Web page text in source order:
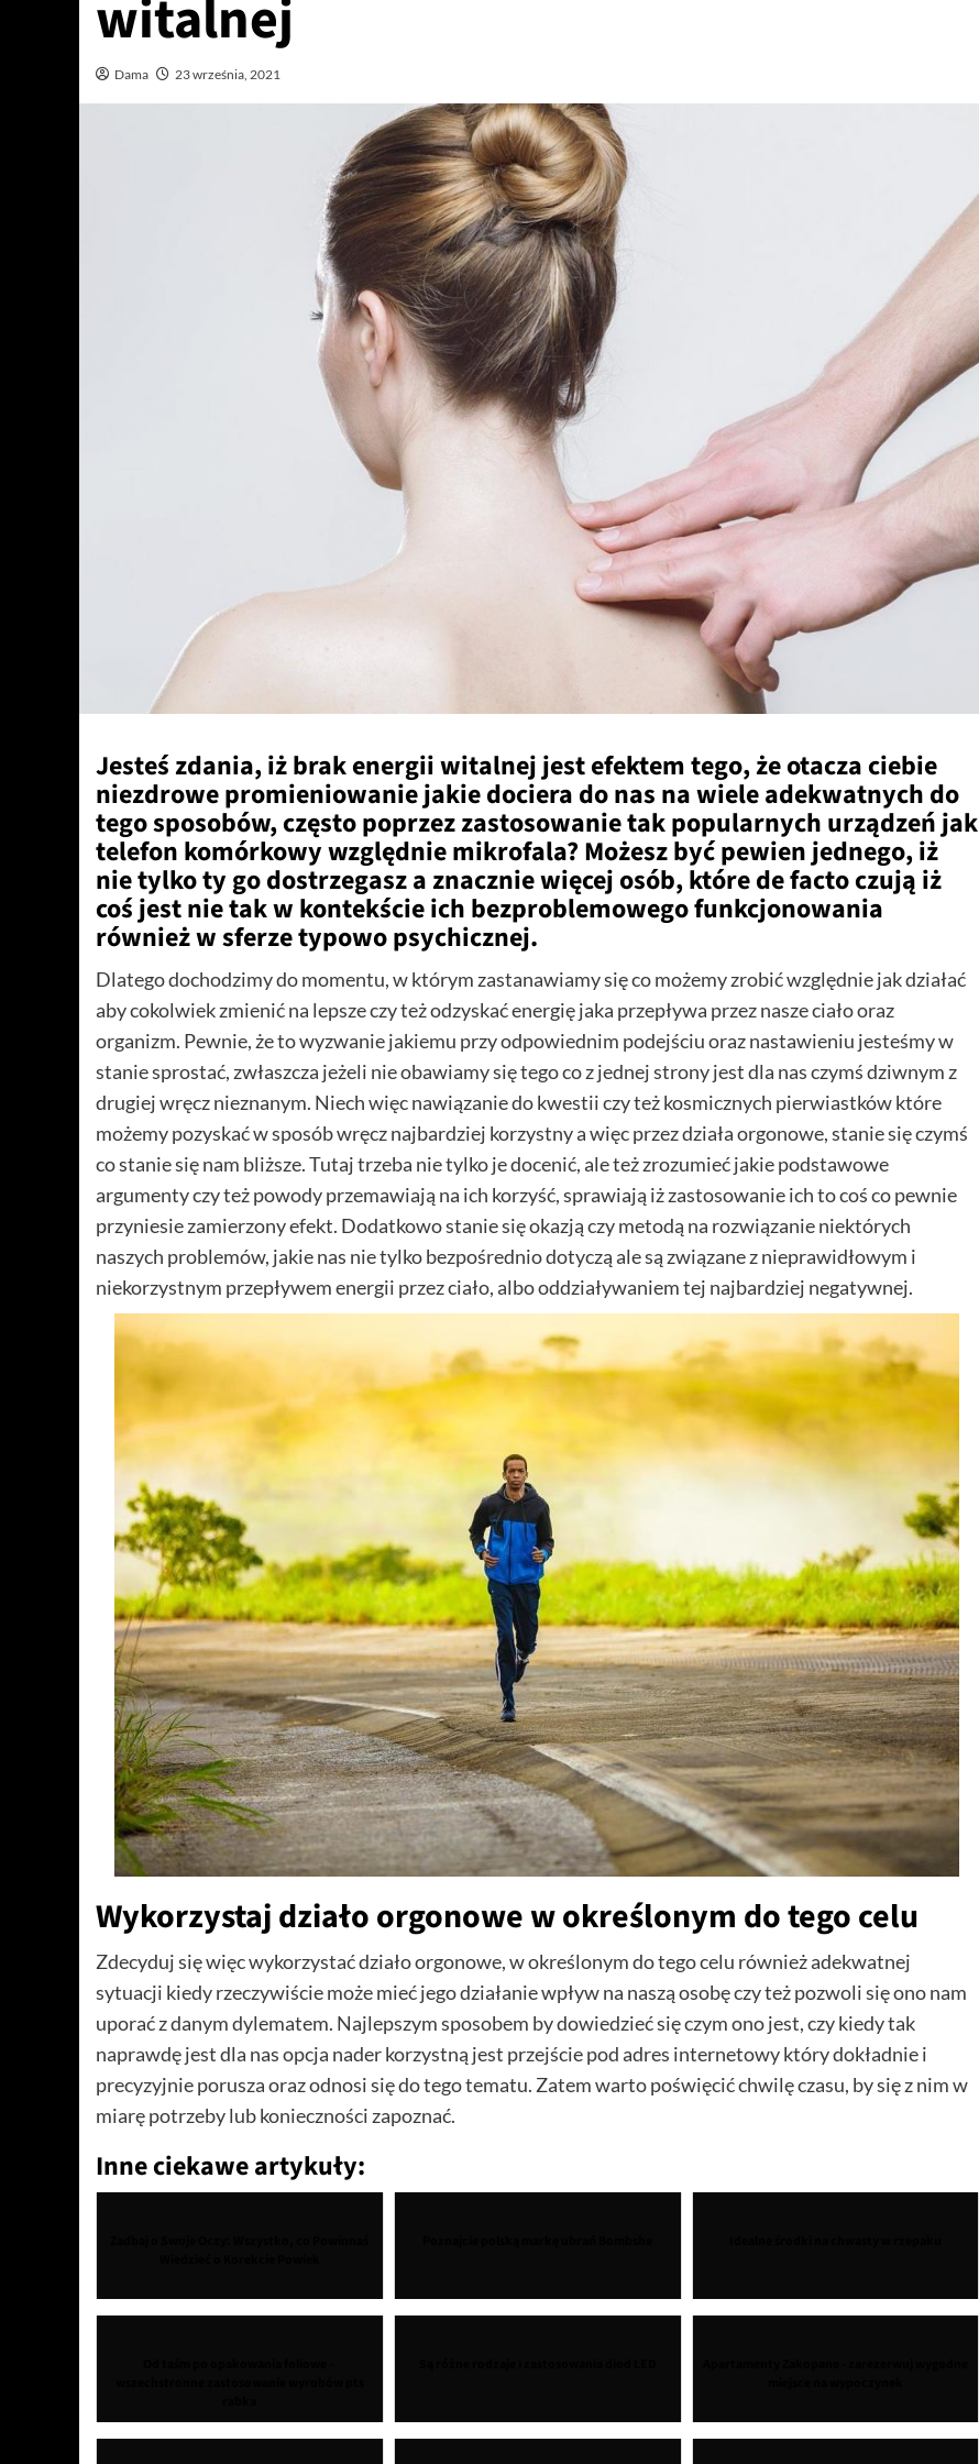
witalnej
Dama 23 września, 2021
Jesteś zdania, iż brak energii witalnej jest efektem tego, że otacza ciebie
niezdrowe promieniowanie jakie dociera do nas na wiele adekwatnych do
tego sposobów, często poprzez zastosowanie tak popularnych urządzeń jak
telefon komórkowy względnie mikrofala? Możesz być pewien jednego, iż
nie tylko ty go dostrzegasz a znacznie więcej osób, które de facto czują iż
coś jest nie tak w kontekście ich bezproblemowego funkcjonowania
również w sferze typowo psychicznej.
Dlatego dochodzimy do momentu, w którym zastanawiamy się co możemy zrobić względnie jak działać
aby cokolwiek zmienić na lepsze czy też odzyskać energię jaka przepływa przez nasze ciało oraz
organizm. Pewnie, że to wyzwanie jakiemu przy odpowiednim podejściu oraz nastawieniu jesteśmy w
stanie sprostać, zwłaszcza jeżeli nie obawiamy się tego co z jednej strony jest dla nas czymś dziwnym z
drugiej wręcz nieznanym. Niech więc nawiązanie do kwestii czy też kosmicznych pierwiastków które
możemy pozyskać w sposób wręcz najbardziej korzystny a więc przez działa orgonowe, stanie się czymś
co stanie się nam bliższe. Tutaj trzeba nie tylko je docenić, ale też zrozumieć jakie podstawowe
argumenty czy też powody przemawiają na ich korzyść, sprawiają iż zastosowanie ich to coś co pewnie
przyniesie zamierzony efekt. Dodatkowo stanie się okazją czy metodą na rozwiązanie niektórych
naszych problemów, jakie nas nie tylko bezpośrednio dotyczą ale są związane z nieprawidłowym i
niekorzystnym przepływem energii przez ciało, albo oddziaływaniem tej najbardziej negatywnej.
Wykorzystaj działo orgonowe w określonym do tego celu
Zdecyduj się więc wykorzystać działo orgonowe, w określonym do tego celu również adekwatnej
sytuacji kiedy rzeczywiście może mieć jego działanie wpływ na naszą osobę czy też pozwoli się ono nam
uporać z danym dylematem. Najlepszym sposobem by dowiedzieć się czym ono jest, czy kiedy tak
naprawdę jest dla nas opcja nader korzystną jest przejście pod adres internetowy który dokładnie i
precyzyjnie porusza oraz odnosi się do tego tematu. Zatem warto poświęcić chwilę czasu, by się z nim w
miarę potrzeby lub konieczności zapoznać.
Inne ciekawe artykuły: